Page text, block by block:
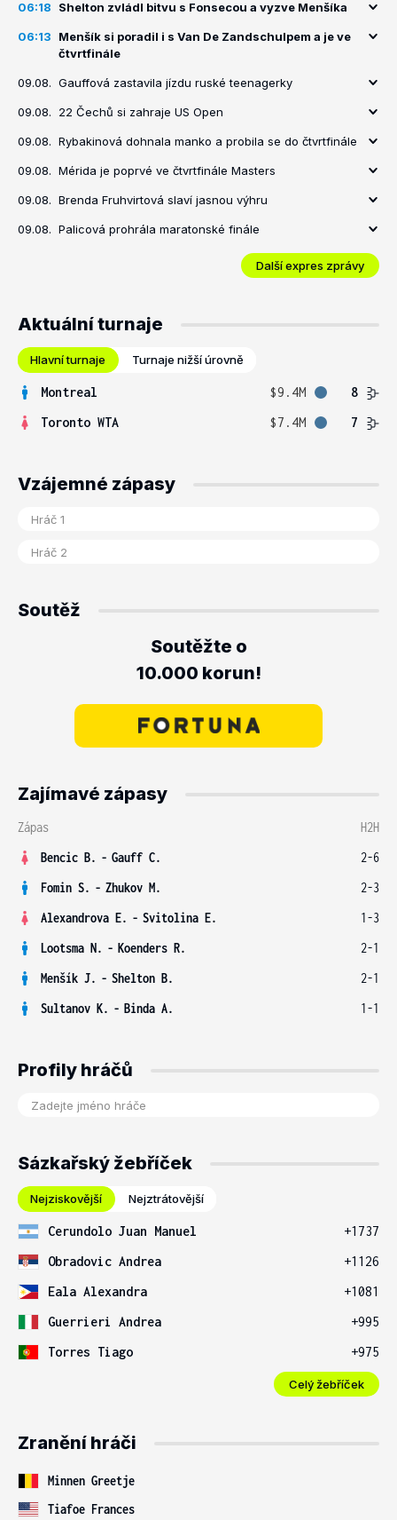
06:18 Shelton zvládl bitvu s Fonsecou a vyzve Menšíka
06:13
Menšík si poradil i s Van De Zandschulpem a je ve
čtvrtfinále
09.08. Gauffová zastavila jízdu ruské teenagerky
09.08. 22 Čechů si zahraje US Open
09.08. Rybakinová dohnala manko a probila se do čtvrtfinále
09.08. Mérida je poprvé ve čtvrtfinále Masters
09.08. Brenda Fruhvirtová slaví jasnou výhru
09.08. Palicová prohrála maratonské finále
Další expres zprávy
Aktuální turnaje
Hlavní turnaje Turnaje nižší úrovně
Montreal $9.4M
8
Toronto WTA
$7.4M 7
Vzájemné zápasy
Soutěž
Soutěžte o
10.000 korun!
Zajímavé zápasy
Zápas
H2H
Bencic B. - Gauff C.
2-6
Fomin S. - Zhukov M.
2-3
Alexandrova E. - Svitolina E.
1-3
Lootsma N. - Koenders R.
2-1
Menšík J. - Shelton B.
2-1
Sultanov K. - Binda A. 1-1
Profily hráčů
Sázkařský žebříček
Nejziskovější Nejztrátovější
Cerundolo Juan Manuel
+1737
Obradovic Andrea
+1126
Eala Alexandra
+1081
Guerrieri Andrea
+995
Torres Tiago
+975
Celý žebříček
Zranění hráči
Minnen Greetje
Tiafoe Frances